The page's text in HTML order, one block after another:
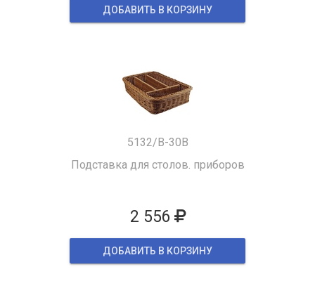
ДОБАВИТЬ В КОРЗИНУ
5132/B-30B
Подставка для столов. приборов
2 556
ДОБАВИТЬ В КОРЗИНУ